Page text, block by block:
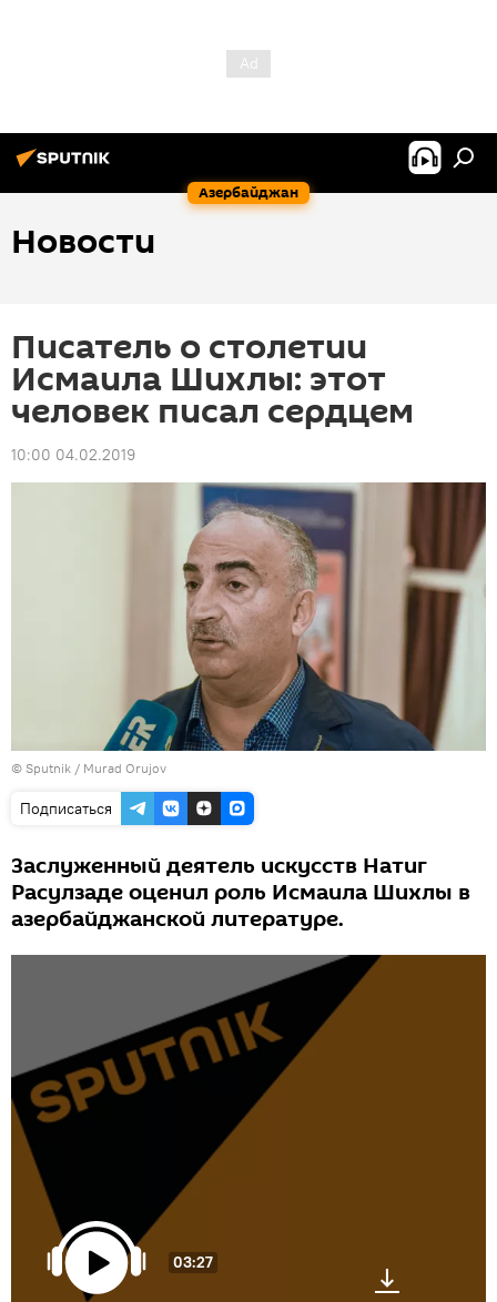
Азербайджан
Новости
Писатель о столетии
Исмаила Шихлы: этот
человек писал сердцем
10:00 04.02.2019
© Sputnik / Murad Orujov
Подписаться
Заслуженный деятель искусств Натиг
Расулзаде оценил роль Исмаила Шихлы в
азербайджанской литературе.
03:27